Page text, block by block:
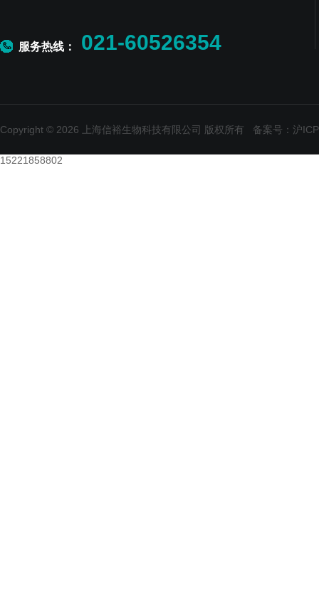
服务热线： 021-60526354
Copyright © 2026 上海信裕生物科技有限公司 版权所有 备案号：沪
15221858802